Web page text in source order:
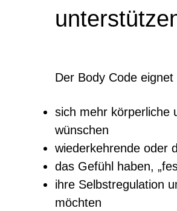
Der Body Code
sich mehr körperliche
wünschen
wiederkehrende oder
das Gefühl haben,
ihre Selbstregulation
möchten